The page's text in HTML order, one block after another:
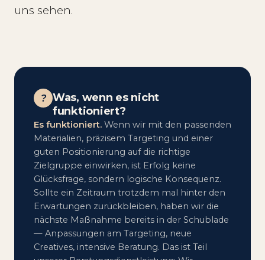
uns sehen.
?
Was, wenn es nicht
funktioniert?
Es funktioniert. Wenn wir mit den passenden
Materialien, präzisem Targeting und einer
guten Positionierung auf die richtige
Zielgruppe einwirken, ist Erfolg keine
Glücksfrage, sondern logische Konsequenz.
Sollte ein Zeitraum trotzdem mal hinter den
Erwartungen zurückbleiben, haben wir die
nächste Maßnahme bereits in der Schublade
— Anpassungen am Targeting, neue
Creatives, intensive Beratung. Das ist Teil